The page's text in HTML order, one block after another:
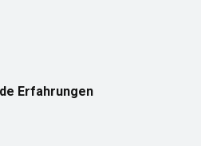
Erfahrungen